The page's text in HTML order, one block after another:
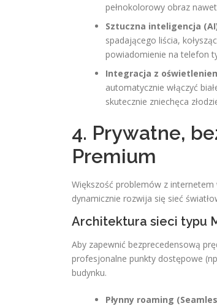
pełnokolorowy obraz
Sztuczna inteligencja
spadającego liścia,
powiadomienie na telefon
Integracja z
automatycznie włączyć
skutecznie zniechęca
4. Prywatne,
Premium
Większość problemów z internetem
dynamicznie rozwija się sieć
Architektura sieci typu
Aby zapewnić bezprecedensową
profesjonalne punkty dostępowe
budynku.
Płynny roaming